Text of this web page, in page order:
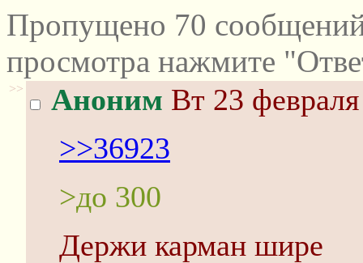
Пропущено 70
просмотра нажмите
>> Аноним Вт 23
>>36923
>до 300
Держи карман шире